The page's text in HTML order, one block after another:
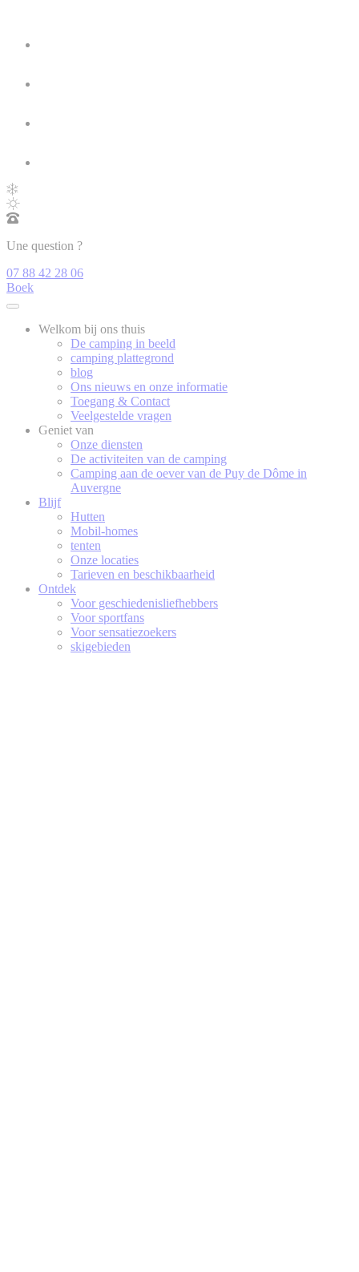
Une question ?
07 88 42 28 06
Boek
Welkom bij ons thuis
De camping in beeld
camping plattegrond
blog
Ons nieuws en onze informatie
Toegang & Contact
Veelgestelde vragen
Geniet van
Onze diensten
De activiteiten van de camping
Camping aan de oever van de Puy de Dôme in
Auvergne
Blijf
Hutten
Mobil-homes
tenten
Onze locaties
Tarieven en beschikbaarheid
Ontdek
Voor geschiedenisliefhebbers
Voor sportfans
Voor sensatiezoekers
skigebieden